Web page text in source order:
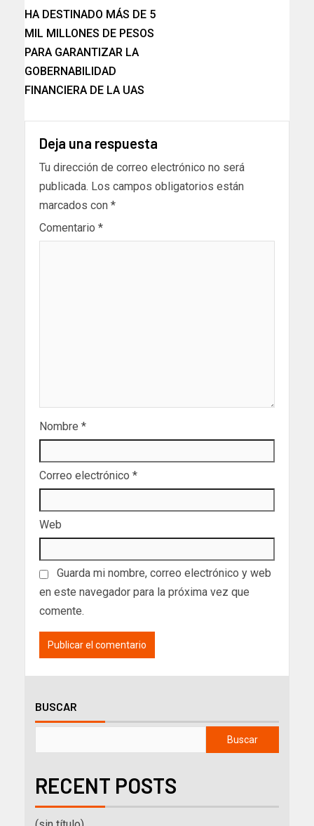
HA DESTINADO MÁS DE 5
MIL MILLONES DE PESOS
PARA GARANTIZAR LA
GOBERNABILIDAD
FINANCIERA DE LA UAS
Deja una respuesta
Tu dirección de correo electrónico no será
publicada. Los campos obligatorios están
marcados con *
Comentario *
Nombre *
Correo electrónico *
Web
Guarda mi nombre, correo electrónico y web
en este navegador para la próxima vez que
comente.
BUSCAR
Buscar
RECENT POSTS